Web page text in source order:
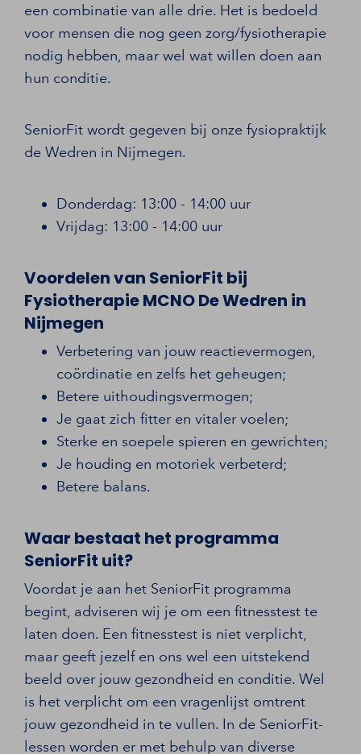
een combinatie van alle drie. Het is bedoeld
voor mensen die nog geen zorg/fysiotherapie
nodig hebben, maar wel wat willen doen aan
hun conditie.
SeniorFit wordt gegeven bij onze fysiopraktijk
de Wedren in Nijmegen.
Donderdag: 13:00 - 14:00 uur
Vrijdag: 13:00 - 14:00 uur
Voordelen van SeniorFit bij
Fysiotherapie MCNO De Wedren in
Nijmegen
Verbetering van jouw reactievermogen,
coördinatie en zelfs het geheugen;
Betere uithoudingsvermogen;
Je gaat zich fitter en vitaler voelen;
Sterke en soepele spieren en gewrichten;
Je houding en motoriek verbeterd;
Betere balans.
Waar bestaat het programma
SeniorFit uit?
Voordat je aan het SeniorFit programma
begint, adviseren wij je om een fitnesstest te
laten doen. Een fitnesstest is niet verplicht,
maar geeft jezelf en ons wel een uitstekend
beeld over jouw gezondheid en conditie. Wel
is het verplicht om een vragenlijst omtrent
jouw gezondheid in te vullen. In de SeniorFit-
lessen worden er met behulp van diverse